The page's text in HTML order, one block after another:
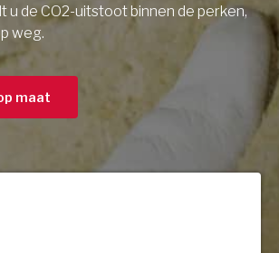
u de CO2-uitstoot binnen de perken,
weg.
maat